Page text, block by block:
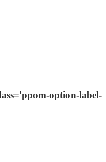
option-label-